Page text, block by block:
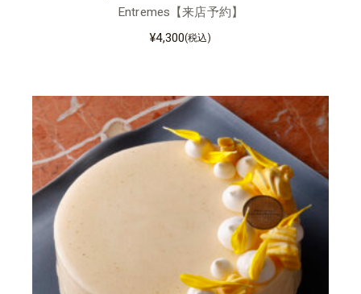
Entremes【来店予約】
¥4,300(税込)